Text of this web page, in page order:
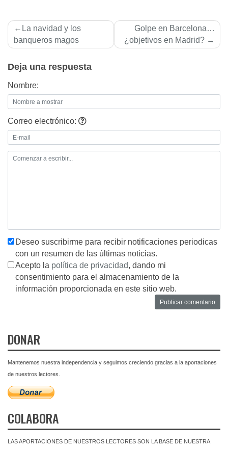
Navegación
de
La navidad y los
banqueros magos
Golpe en Barcelona…
¿objetivos en Madrid?
Deja una respuesta
Nombre:
Correo electrónico:
Deseo suscribirme para recibir notificaciones periodicas
con un resumen de las últimas noticias.
Acepto la política de privacidad, dando mi
consentimiento para el almacenamiento de la
información proporcionada en este sitio web.
DONAR
Mantenemos nuestra independencia y seguimos creciendo gracias a la aportaciones
de nuestros lectores.
COLABORA
LAS APORTACIONES DE NUESTROS LECTORES SON LA BASE DE NUESTRA